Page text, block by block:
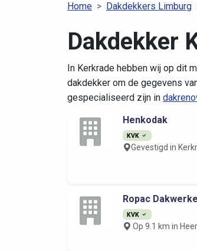
Home Dakdekkers Limburg
Dakdekker
In Kerkrade hebben wij op dit
dakdekker om de gegevens
gespecialiseerd zijn in
Henkodak
KVK
Gevestigd in
Ropac
KVK
Op 9.1 km in